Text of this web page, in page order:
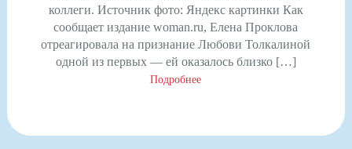
коллеги. Источник фото: Яндекс картинки Как
сообщает издание woman.ru, Елена Проклова
отреагировала на признание Любови Толкалиной
одной из первых — ей оказалось близко […]
Подробнее